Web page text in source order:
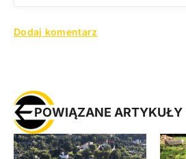
POWIĄZANE ARTYKUŁY